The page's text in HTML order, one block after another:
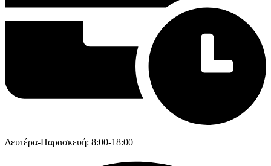
Δευτέρα-Παρασκευή: 8:00-18:00